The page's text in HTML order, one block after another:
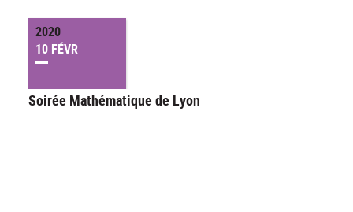
2020
10 FÉVR
Soirée Mathématique de Lyon